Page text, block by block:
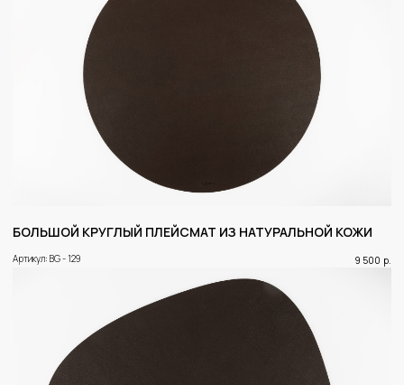
БОЛЬШОЙ КРУГЛЫЙ ПЛЕЙСМАТ ИЗ НАТУРАЛЬНОЙ КОЖИ
Артикул: BG - 129 9 500 р.